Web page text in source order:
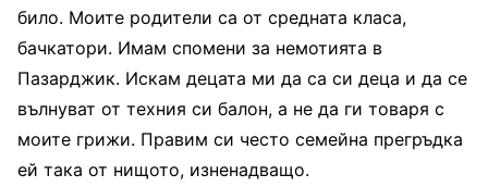
било. Моите родители са от средната класа,
бачкатори. Имам спомени за немотията в
Пазарджик. Искам децата ми да са си деца и да се
вълнуват от техния си балон, а не да ги товаря с
моите грижи. Правим си често семейна прегръдка
ей така от нищото, изненадващо.